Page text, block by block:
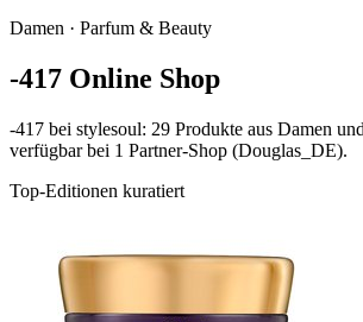
Damen · Parfum & Beauty
-417 Online Shop
-417 bei stylesoul: 29 Produkte aus Damen
verfügbar bei 1 Partner-Shop (Douglas_DE).
Top-Editionen kuratiert